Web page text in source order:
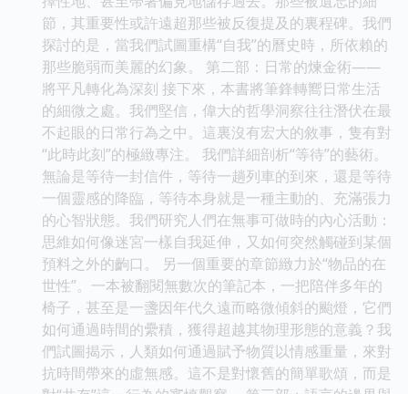
節，其重要性或許遠超那些被反復提及的裏程碑。我們
探討的是，當我們試圖重構“自我”的曆史時，所依賴的
那些脆弱而美麗的幻象。 第二部：日常的煉金術——
將平凡轉化為深刻 接下來，本書將筆鋒轉嚮日常生活
的細微之處。我們堅信，偉大的哲學洞察往往潛伏在最
不起眼的日常行為之中。這裏沒有宏大的敘事，隻有對
“此時此刻”的極緻專注。 我們詳細剖析“等待”的藝術。
無論是等待一封信件，等待一趟列車的到來，還是等待
一個靈感的降臨，等待本身就是一種主動的、充滿張力
的心智狀態。我們研究人們在無事可做時的內心活動：
思維如何像迷宮一樣自我延伸，又如何突然觸碰到某個
預料之外的齣口。 另一個重要的章節緻力於“物品的在
世性”。一本被翻閱無數次的筆記本，一把陪伴多年的
椅子，甚至是一盞因年代久遠而略微傾斜的颱燈，它們
如何通過時間的纍積，獲得超越其物理形態的意義？我
們試圖揭示，人類如何通過賦予物質以情感重量，來對
抗時間帶來的虛無感。這不是對懷舊的簡單歌頌，而是